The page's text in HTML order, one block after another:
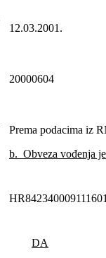
12.03.2001.
20000604
Prema podacima iz
b. Obveza vođenja
DA